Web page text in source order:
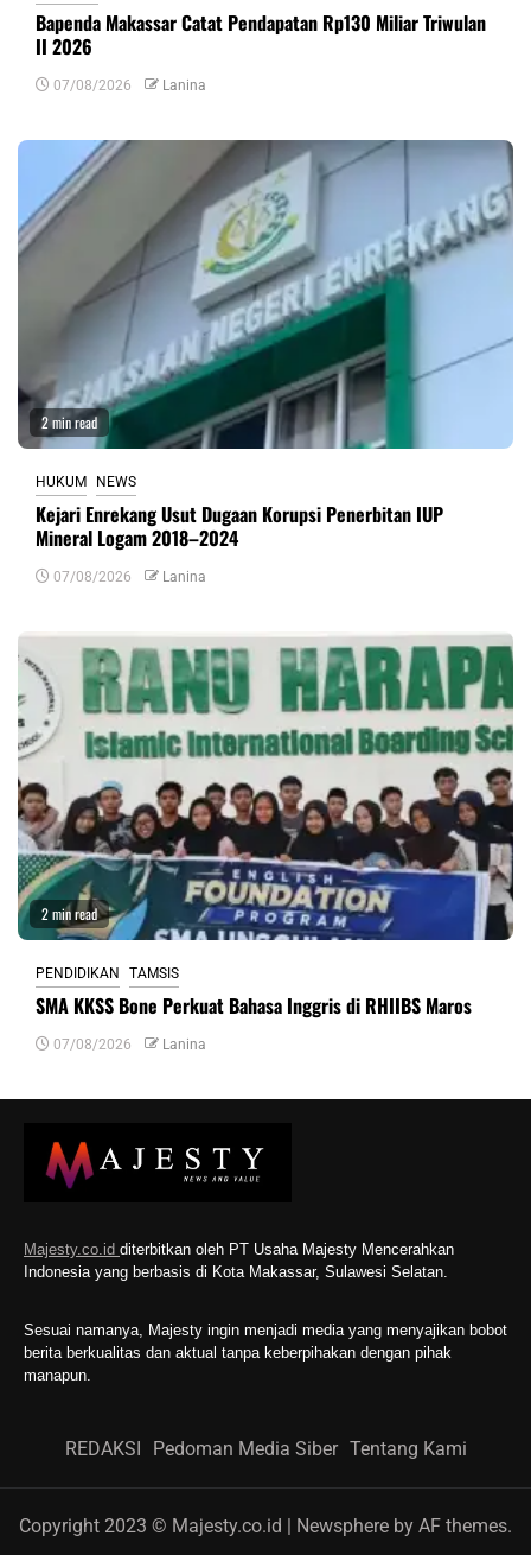
Bapenda Makassar Catat Pendapatan Rp130 Miliar Triwulan
II 2026
07/08/2026 Lanina
2 min read
HUKUM NEWS
Kejari Enrekang Usut Dugaan Korupsi Penerbitan IUP
Mineral Logam 2018–2024
07/08/2026 Lanina
2 min read
PENDIDIKAN TAMSIS
SMA KKSS Bone Perkuat Bahasa Inggris di RHIIBS Maros
07/08/2026 Lanina
Majesty.co.id diterbitkan oleh PT Usaha Majesty Mencerahkan
Indonesia yang berbasis di Kota Makassar, Sulawesi Selatan.
Sesuai namanya, Majesty ingin menjadi media yang menyajikan bobot
berita berkualitas dan aktual tanpa keberpihakan dengan pihak
manapun.
REDAKSI Pedoman Media Siber Tentang Kami
Copyright 2023 © Majesty.co.id | Newsphere by AF themes.